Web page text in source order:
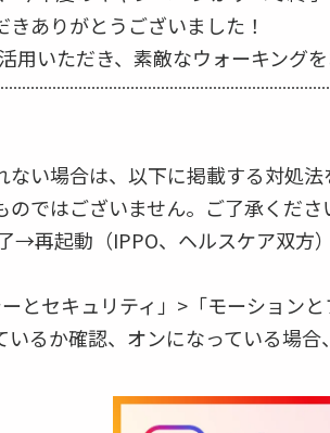
ありがとうございました！
用いただき、素敵なウォーキングを
い場合は、以下に掲載する対処法
のではございません。ご了承くださ
再起動（IPPO、ヘルスケア双方）
とセキュリティ」>「モーション
るか確認、オンになっている場合